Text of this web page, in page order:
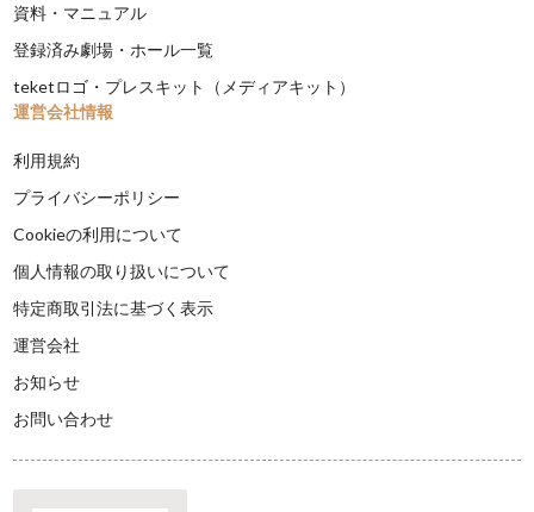
資料・マニュアル
登録済み劇場・ホール一覧
teketロゴ・プレスキット（メディアキット）
運営会社情報
利用規約
プライバシーポリシー
Cookieの利用について
個人情報の取り扱いについて
特定商取引法に基づく表示
運営会社
お知らせ
お問い合わせ